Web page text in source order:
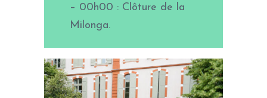
– 00h00 : Clôture de la
Milonga.